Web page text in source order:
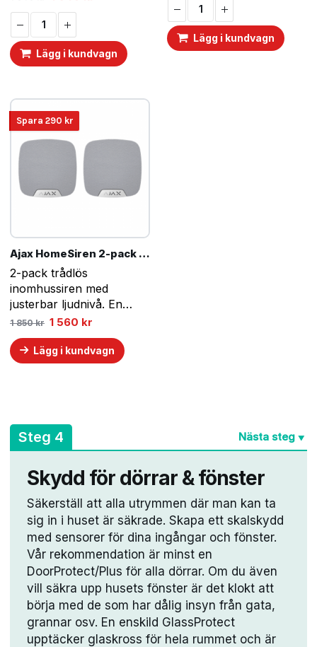
ett blixtnedslag! (113dB!)
priset
var:
1
840 kr. 640 kr.
Lägg i kundvagn
var:
925 kr.
Lägg i kundvagn
Spara 290 kr
Ajax HomeSiren 2-pack – Vit
2-pack trådlös
inomhussiren med
justerbar ljudnivå. En
grundkomponent för Ajax
larmsystem.
1 850kr Det
priset
var:
1
1 560 krDet
priset
är:
1
Lägg i kundvagn
Steg 4 Nästa steg ▼
Skydd för dörrar & fönster
Säkerställ att alla utrymmen där man kan ta
sig in i huset är säkrade. Skapa ett skalskydd
med sensorer för dina ingångar och fönster.
Vår rekommendation är minst en
DoorProtect/Plus för alla dörrar. Om du även
vill säkra upp husets fönster är det klokt att
börja med de som har dålig insyn från gata,
grannar osv. En enskild GlassProtect
upptäcker glaskross för hela rummet och är